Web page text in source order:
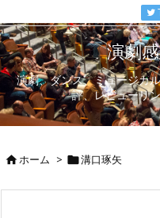
演劇
演劇、ダンス、ミュージカ
評、レビューリ
ホーム > 溝口琢矢